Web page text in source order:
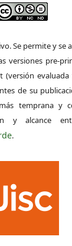
Se permite y se
versiones pre-
de su
temprana y
y alcance
.